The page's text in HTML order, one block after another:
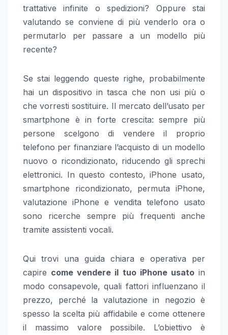
trattative infinite o spedizioni? Oppure stai
valutando se conviene di più venderlo ora o
permutarlo per passare a un modello più
recente?
Se stai leggendo queste righe, probabilmente
hai un dispositivo in tasca che non usi più o
che vorresti sostituire. Il mercato dell’usato per
smartphone è in forte crescita: sempre più
persone scelgono di vendere il proprio
telefono per finanziare l’acquisto di un modello
nuovo o ricondizionato, riducendo gli sprechi
elettronici. In questo contesto, iPhone usato,
smartphone ricondizionato, permuta iPhone,
valutazione iPhone e vendita telefono usato
sono ricerche sempre più frequenti anche
tramite assistenti vocali.
Qui trovi una guida chiara e operativa per
capire come vendere il tuo iPhone usatoin
modo consapevole, quali fattori influenzano il
prezzo, perché la valutazione in negozio è
spesso la scelta più affidabile e come ottenere
il massimo valore possibile. L’obiettivo è